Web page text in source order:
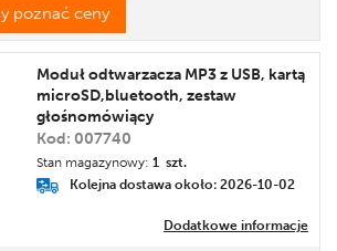
poznać ceny
Moduł odtwarzacza MP3 z USB, kartą
microSD,bluetooth, zestaw
głośnomówiący
Kod: 007740
Kolejna dostawa około: 2026-10-02
Stan magazynowy: 1 szt.
Dodatkowe informacje